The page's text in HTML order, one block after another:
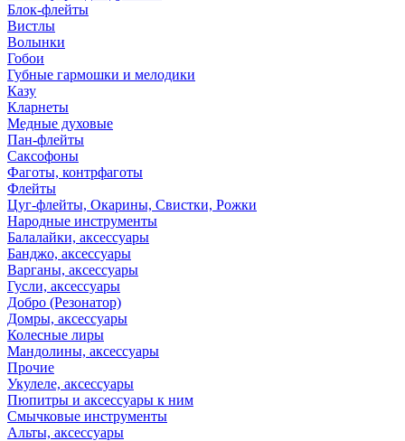
Блок-флейты
Вистлы
Волынки
Гобои
Губные гармошки и мелодики
Казу
Кларнеты
Медные духовые
Пан-флейты
Саксофоны
Фаготы, контрфаготы
Флейты
Цуг-флейты, Окарины, Свистки, Рожки
Народные инструменты
Балалайки, аксессуары
Банджо, аксессуары
Варганы, аксессуары
Гусли, аксессуары
Добро (Резонатор)
Домры, аксессуары
Колесные лиры
Мандолины, аксессуары
Прочие
Укулеле, аксессуары
Пюпитры и аксессуары к ним
Смычковые инструменты
Альты, аксессуары